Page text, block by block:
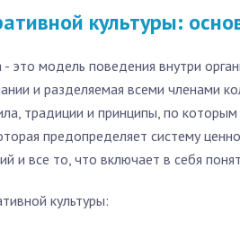
культуры:
- это модель поведения внутри
и разделяемая всеми членами
традиции и принципы, по
предопределяет систему
и все то, что включает в себя
культуры: